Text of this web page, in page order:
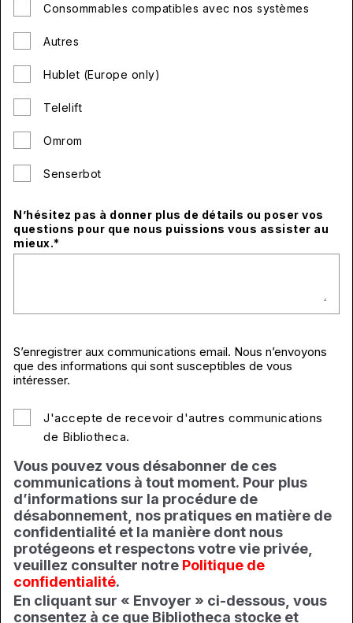
Consommables compatibles avec nos systèmes
Autres
Hublet (Europe only)
Telelift
Omrom
Senserbot
N’hésitez pas à donner plus de détails ou poser vos
questions pour que nous puissions vous assister au
mieux.*
S’enregistrer aux communications email. Nous n’envoyons
que des informations qui sont susceptibles de vous
intéresser.
J'accepte de recevoir d'autres communications
de Bibliotheca.
Vous pouvez vous désabonner de ces
communications à tout moment. Pour plus
d’informations sur la procédure de
désabonnement, nos pratiques en matière de
confidentialité et la manière dont nous
protégeons et respectons votre vie privée,
veuillez consulter notre Politique de
confidentialité.
En cliquant sur « Envoyer » ci-dessous, vous
consentez à ce que Bibliotheca stocke et